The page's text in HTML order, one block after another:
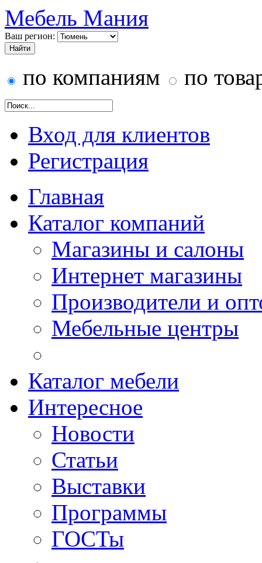
Мебель Мания
Ваш регион:
по компаниям по
Вход для клиентов
Регистрация
Главная
Каталог компаний
Магазины и салоны
Интернет магазины
Производители и
Мебельные центры
Каталог мебели
Интересное
Новости
Статьи
Выставки
Программы
ГОСТы